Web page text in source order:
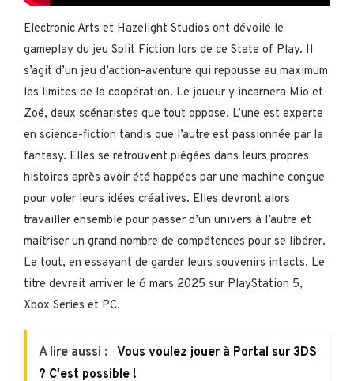
Electronic Arts et Hazelight Studios ont dévoilé le
gameplay du jeu Split Fiction lors de ce State of Play. Il
s’agit d’un jeu d’action-aventure qui repousse au maximum
les limites de la coopération. Le joueur y incarnera Mio et
Zoé, deux scénaristes que tout oppose. L’une est experte
en science-fiction tandis que l’autre est passionnée par la
fantasy. Elles se retrouvent piégées dans leurs propres
histoires après avoir été happées par une machine conçue
pour voler leurs idées créatives. Elles devront alors
travailler ensemble pour passer d’un univers à l’autre et
maîtriser un grand nombre de compétences pour se libérer.
Le tout, en essayant de garder leurs souvenirs intacts. Le
titre devrait arriver le 6 mars 2025 sur PlayStation 5,
Xbox Series et PC.
A lire aussi : Vous voulez jouer à Portal sur 3DS
? C'est possible !